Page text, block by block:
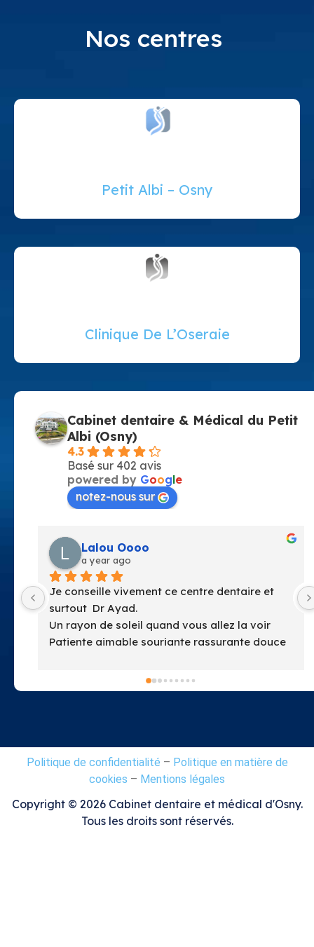
Nos centres
Petit Albi – Osny
Clinique De L’Oseraie
Cabinet dentaire & Médical du Petit
Albi (Osny)
4.3
Basé sur 402 avis
powered by Google
notez-nous sur
anne perrie
a year ago
Facile d’acces Centre très propre et très
lumineux
Politique de confidentialité – Politique en matière de
cookies – Mentions légales
Copyright © 2026Cabinet dentaire et médical d'Osny.
Tous les droits sont réservés.